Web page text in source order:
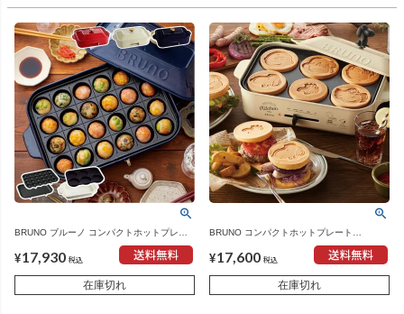
BRUNO ブルーノ コンパクトホットプレー
ト マルチプレート セラミックコート鍋セッ
ト 本体＋4種プレート | キッチン家電・ホッ
トプレート
¥17,930 税込
在庫切れ
BRUNO コンパクトホットプレート
PEANUTS | キッチン雑貨・ホットプレート
¥17,600 税込
在庫切れ